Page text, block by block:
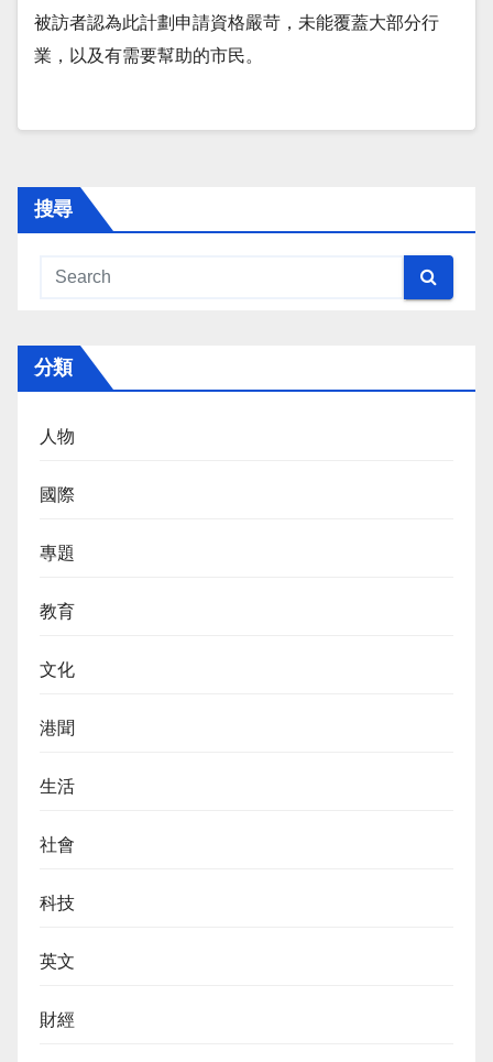
被訪者認為此計劃申請資格嚴苛，未能覆蓋大部分行
業，以及有需要幫助的市民。
搜尋
分類
人物
國際
專題
教育
文化
港聞
生活
社會
科技
英文
財經